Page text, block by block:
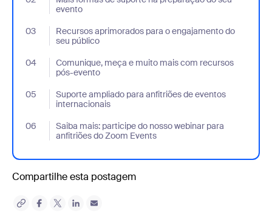
evento
03
Recursos aprimorados para o engajamento do
seu público
- Jumplink to Recursos aprimorados para o engajamento do
04
Comunique, meça e muito mais com recursos
pós-evento
- Jumplink to Comunique, meça e muito mais com recursos
05
Suporte ampliado para anfitriões de eventos
internacionais
- Jumplink to Suporte ampliado para anfitriões de eventos
06
Saiba mais: participe do nosso webinar para
anfitriões do Zoom Events
- Jumplink to Saiba mais: participe do nosso webinar para
Compartilhe esta postagem